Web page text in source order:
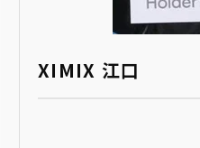
XIMIX 江口